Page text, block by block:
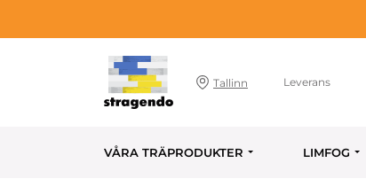
Tallinn Leverans
VÅRA TRÄPRODUKTER LIMFOG